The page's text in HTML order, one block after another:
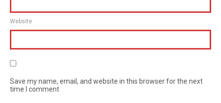
Website
Save my name, email, and website in this browser for the next
time I comment